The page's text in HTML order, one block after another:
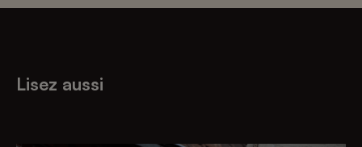
Lisez aussi